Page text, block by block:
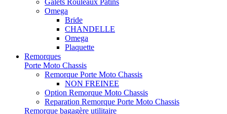
Galets Rouleaux Patins
Omega
Bride
CHANDELLE
Omega
Plaquette
Remorques
Porte Moto Chassis
Remorque Porte Moto Chassis
NON FREINEE
Option Remorque Moto Chassis
Reparation Remorque Porte Moto Chassis
Remorque bagagère utilitaire